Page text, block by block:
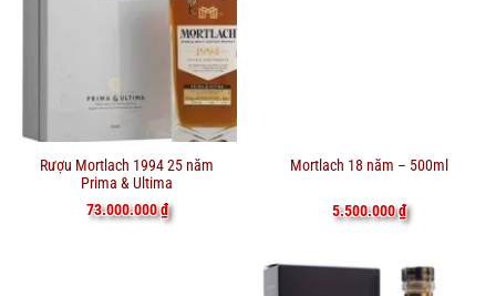
Rượu Mortlach 1994 25 năm
Prima & Ultima
73.000.000₫
Mortlach 18 năm – 500ml
5.500.000₫